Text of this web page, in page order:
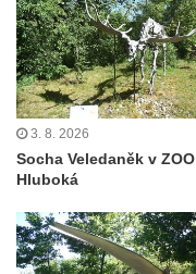
Třebušíně
Pamětní deska
Fischera na domě
května v Rumburku
Pamětní deska
severně od Tokáně
Huberta
Obrázek svatého
3. 8. 2026
Socha Veledaněk v ZOO
Hluboká